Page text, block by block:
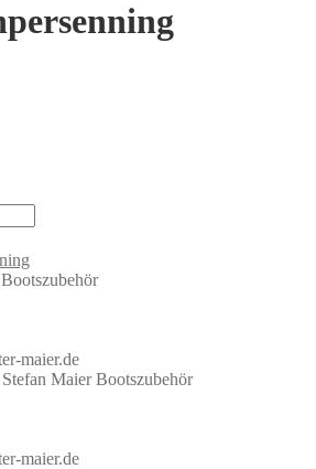
maier.de
Stefan Maier Bootszubehör
maier.de